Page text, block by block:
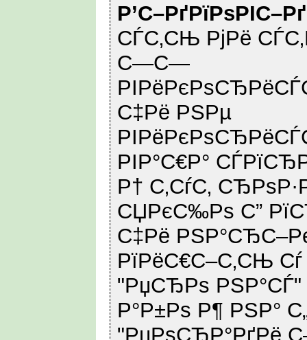
СЃС‚СЊ РјРё
С—С—
С‡Рё РЅРµ
РІР°С€Р°
Р† С‚СѓС‚
СЏРєС‰Рѕ С”
С‡Рё
РїРёС€С–С‚СЊ
"РџСЂРѕ
Р°Р±Рѕ Р¶ РЅР°
"РџРѕСЂР°РґРё